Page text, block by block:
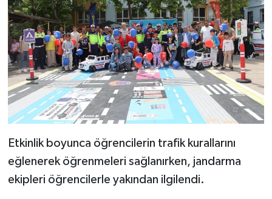
Etkinlik boyunca öğrencilerin trafik kurallarını
eğlenerek öğrenmeleri sağlanırken, jandarma
ekipleri öğrencilerle yakından ilgilendi.
ÇEVRE
BİLİM VE TEKNOLOJİ
YARIŞMALAR
TANITIM
HABERDE İNSAN